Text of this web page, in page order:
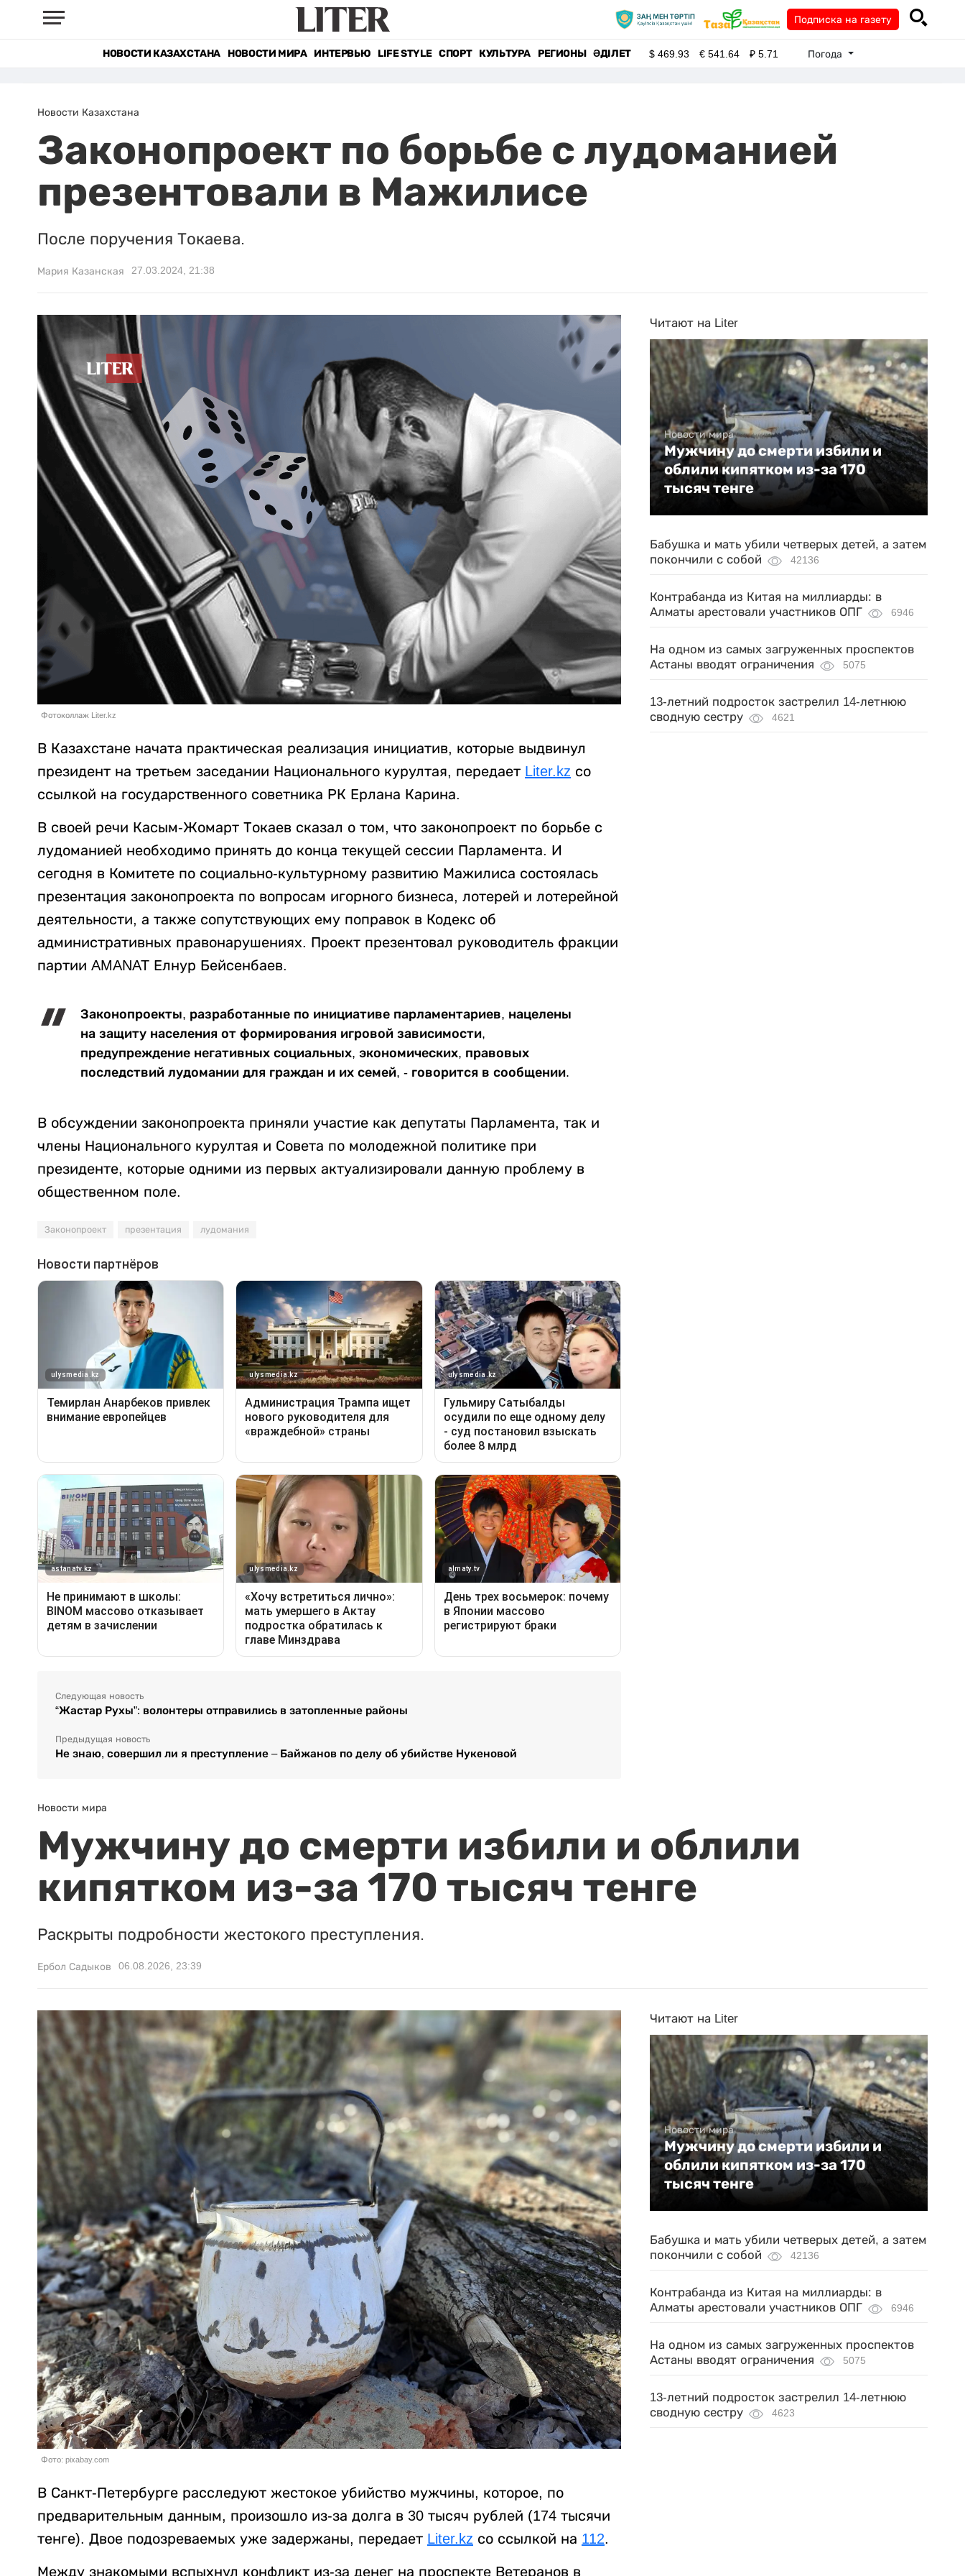
Подписка на газету
НОВОСТИ КАЗАХСТАНА НОВОСТИ МИРА ИНТЕРВЬЮ LIFE STYLE СПОРТ КУЛЬТУРА РЕГИОНЫ ӘДІЛЕТ $469.93 €541.64 ₽5.71 Погода
Новости Казахстана
Законопроект по борьбе с лудоманией
презентовали в Мажилисе
После поручения Токаева.
Мария Казанская 27.03.2024, 21:38
Фотоколлаж Liter.kz
В Казахстане начата практическая реализация инициатив, которые выдвинул
президент на третьем заседании Национального курултая, передает Liter.kz со
ссылкой на государственного советника РК Ерлана Карина.
В своей речи Касым-Жомарт Токаев сказал о том, что законопроект по борьбе с
лудоманией необходимо принять до конца текущей сессии Парламента. И
сегодня в Комитете по социально-культурному развитию Мажилиса состоялась
презентация законопроекта по вопросам игорного бизнеса, лотерей и лотерейной
деятельности, а также сопутствующих ему поправок в Кодекс об
административных правонарушениях. Проект презентовал руководитель фракции
партии AMANAT Елнур Бейсенбаев.
Законопроекты, разработанные по инициативе парламентариев, нацелены
на защиту населения от формирования игровой зависимости,
предупреждение негативных социальных, экономических, правовых
последствий лудомании для граждан и их семей, - говорится в сообщении.
В обсуждении законопроекта приняли участие как депутаты Парламента, так и
члены Национального курултая и Совета по молодежной политике при
президенте, которые одними из первых актуализировали данную проблему в
общественном поле.
Законопроект презентация лудомания
Следующая новость
“Жастар Рухы”: волонтеры отправились в затопленные районы
Предыдущая новость
Не знаю, совершил ли я преступление – Байжанов по делу об убийстве Нукеновой
Читают на Liter
Новости мира
Мужчину до смерти избили и
облили кипятком из-за 170
тысяч тенге
Бабушка и мать убили четверых детей, а затем
покончили с собой
42136
Контрабанда из Китая на миллиарды: в
Алматы арестовали участников ОПГ
6946
На одном из самых загруженных проспектов
Астаны вводят ограничения
5075
13-летний подросток застрелил 14-летнюю
сводную сестру
4621
Новости мира
Мужчину до смерти избили и облили
кипятком из-за 170 тысяч тенге
Раскрыты подробности жестокого преступления.
Ербол Садыков 06.08.2026, 23:39
Фото: pixabay.com
В Санкт-Петербурге расследуют жестокое убийство мужчины, которое, по
предварительным данным, произошло из-за долга в 30 тысяч рублей (174 тысячи
тенге). Двое подозреваемых уже задержаны, передает Liter.kz со ссылкой на 112.
Между знакомыми вспыхнул конфликт из-за денег на проспекте Ветеранов в
Читают на Liter
Новости мира
Мужчину до смерти избили и
облили кипятком из-за 170
тысяч тенге
Бабушка и мать убили четверых детей, а затем
покончили с собой
42136
Контрабанда из Китая на миллиарды: в
Алматы арестовали участников ОПГ
6946
На одном из самых загруженных проспектов
Астаны вводят ограничения
5075
13-летний подросток застрелил 14-летнюю
сводную сестру
4623